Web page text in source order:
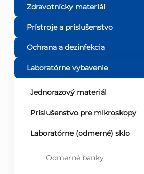
o
č
n
Zdravotnícky materiál
Prístroje a príslušenstvo
Ochrana a dezinfekcia
Laboratórne vybavenie
Jednorazový materiál
Príslušenstvo pre mikroskopy
Laboratórne (odmerné) sklo
Odmerné banky